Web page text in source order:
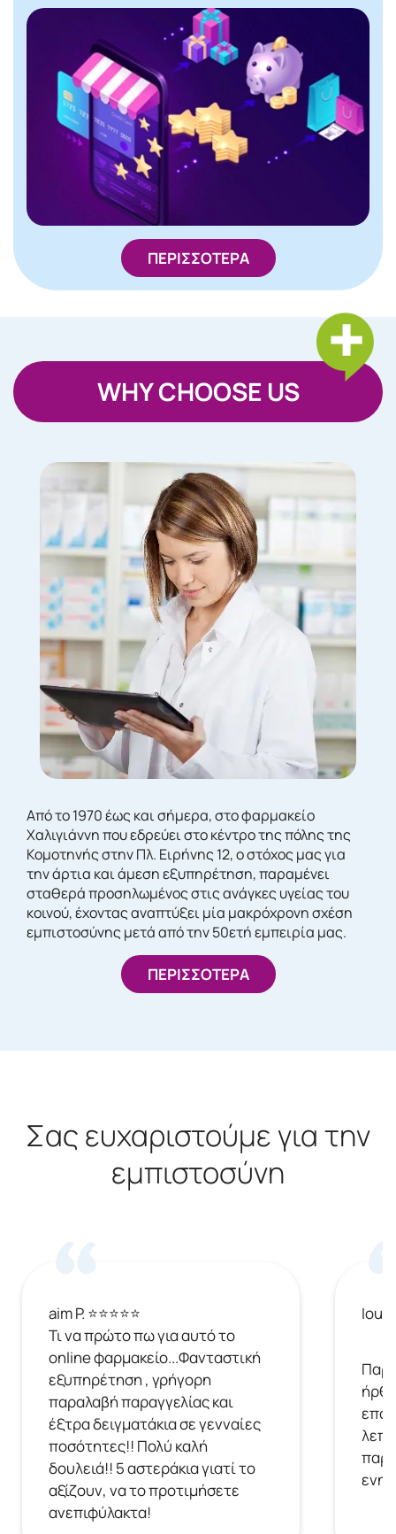
ΠΕΡΙΣΣΟΤΕΡΑ
WHY CHOOSE US
Από το 1970 έως και σήμερα, στο φαρμακείο
Χαλιγιάννη που εδρεύει στο κέντρο της πόλης της
Κομοτηνής στην Πλ. Ειρήνης 12, ο στόχος μας για
την άρτια και άμεση εξυπηρέτηση, παραμένει
σταθερά προσηλωμένος στις ανάγκες υγείας του
κοινού, έχοντας αναπτύξει μία μακρόχρονη σχέση
εμπιστοσύνης μετά από την 50ετή εμπειρία μας.
ΠΕΡΙΣΣΟΤΕΡΑ
Σας ευχαριστούμε για την
εμπιστοσύνη
aim P. ⭐⭐⭐⭐⭐
Τι να πρώτο πω για αυτό το
online φαρμακείο...Φανταστική
εξυπηρέτηση , γρήγορη
παραλαβή παραγγελίας και
έξτρα δειγματάκια σε γενναίες
ποσότητες!! Πολύ καλή
δουλειά!! 5 αστεράκια γιατί το
αξίζουν, να το προτιμήσετε
ανεπιφύλακτα!
Ioulia